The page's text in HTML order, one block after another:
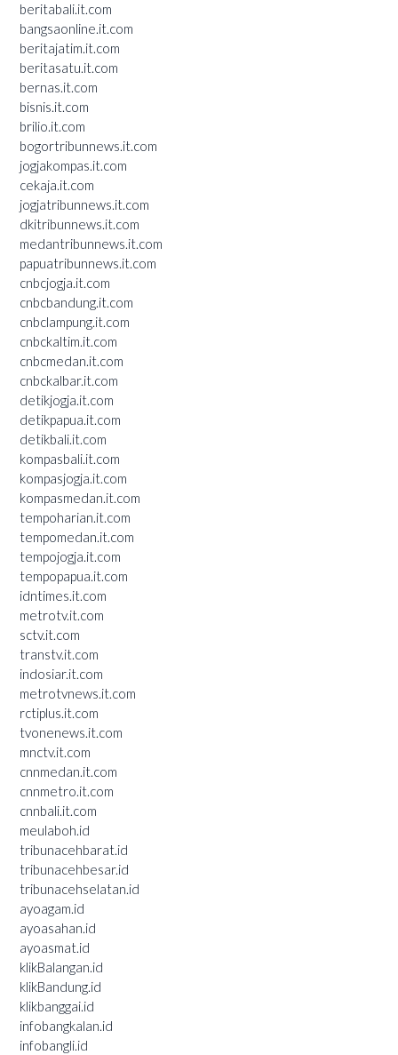
beritabali.it.com
bangsaonline.it.com
beritajatim.it.com
beritasatu.it.com
bernas.it.com
bisnis.it.com
brilio.it.com
bogortribunnews.it.com
jogjakompas.it.com
cekaja.it.com
jogjatribunnews.it.com
dkitribunnews.it.com
medantribunnews.it.com
papuatribunnews.it.com
cnbcjogja.it.com
cnbcbandung.it.com
cnbclampung.it.com
cnbckaltim.it.com
cnbcmedan.it.com
cnbckalbar.it.com
detikjogja.it.com
detikpapua.it.com
detikbali.it.com
kompasbali.it.com
kompasjogja.it.com
kompasmedan.it.com
tempoharian.it.com
tempomedan.it.com
tempojogja.it.com
tempopapua.it.com
idntimes.it.com
metrotv.it.com
sctv.it.com
transtv.it.com
indosiar.it.com
metrotvnews.it.com
rctiplus.it.com
tvonenews.it.com
mnctv.it.com
cnnmedan.it.com
cnnmetro.it.com
cnnbali.it.com
meulaboh.id
tribunacehbarat.id
tribunacehbesar.id
tribunacehselatan.id
ayoagam.id
ayoasahan.id
ayoasmat.id
klikBalangan.id
klikBandung.id
klikbanggai.id
infobangkalan.id
infobangli.id